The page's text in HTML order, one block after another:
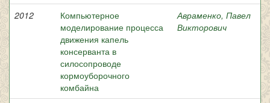
2012
Компьютерное
моделирование процесса
движения капель
консерванта в
силосопроводе
кормоуборочного
комбайна
Авраменко, Павел
Викторович